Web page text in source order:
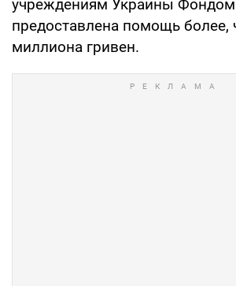
учреждениям Украины
предоставлена помощь более,
миллиона гривен.